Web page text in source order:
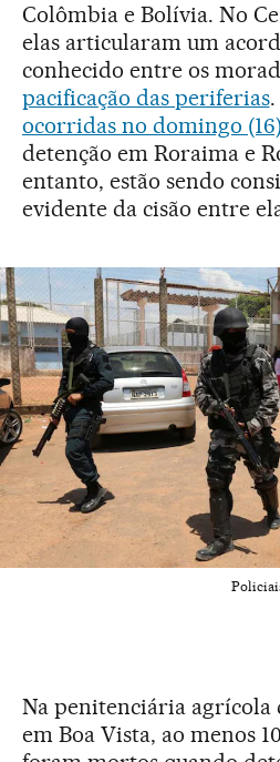
Colômbia e Bolívia. No
elas articularam um
conhecido entre os
pacificação das periferias.
ocorridas no domingo (16)
detenção em Roraima e
entanto, estão sendo
evidente da cisão entre
Na penitenciária agrícola
em Boa Vista, ao menos